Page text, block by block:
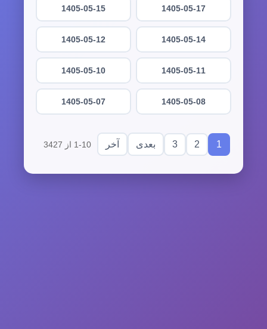
1405-05-17
1405-05-15
1405-05-14
1405-05-12
1405-05-11
1405-05-10
1405-05-08
1405-05-07
1
2
3 بعدی آخر 1-10 از 3427